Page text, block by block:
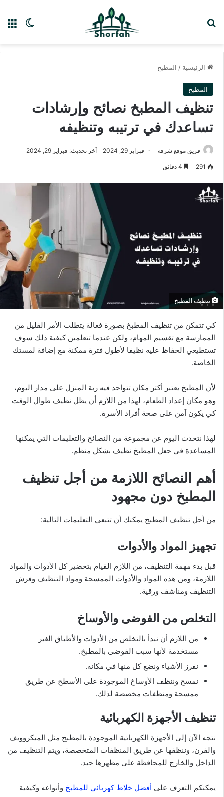
الوضع
الرئيسية / المطبخ
المطبخ
تنظيف المطبخ نصائح وإرشادات
تساعدك في ترتيبه وتنظيفه
فريق موقع شرفة فبراير 29, 2024 آخر تحديث: فبراير 29, 2024
291
تنظيف المطبخ
كي تتمكن من تنظيف المطبخ بصورة فعالة يتطلب الأمر القليل من
الممارسة مع تقسيم المهام، ولكن عندما تتعلمين كيفية ذلك سوف
تستطيعي الحفاظ عليه نظيفا لأطول فترة ممكنة مع إضافة لمستك
الخاصة.
لأن المطبخ يعتبر أكثر مكان تتواجد فيه ربة المنزل على مدار اليوم،
وهو مكان إعداد الطعام، لهذا من اللازم أن يظل نظيف طوال الوقت
كي يكون آمن على صحة أفراد الأسرة.
لهذا نتحدث اليوم عن مجموعة من النصائح والتعليمات التي يمكنها
المساعدة في جعل المطبخ نظيف بشكل منظم.
أهم النصائح اللازمة من أجل تنظيف
المطبخ دون مجهود
من أجل تنظيف المطبخ يمكنك أن تتبعي التعليمات التالية:
تجهيز المواد والأدوات
قبل بدء مهمة التنظيف، من اللازم القيام بتحضير كل الأدوات والمواد
اللازمة، ومن هذه المواد والأدوات الممسحة ومواد التنظيف وفرش
التنظيف ومناشف ورقية.
التخلص من الفوضى والأوساخ
من اللازم أن نبدأ بالتخلص من الأدوات والأطباق الغير
مستخدمة لأنها سبب الفوضى بالمطبخ.
نفرز الأشياء ونضع كل منها في مكانه.
نمسح وننظف الأوساخ الموجودة على الأسطح عن طريق
ممسحة ومنظفات مخصصة لذلك.
تنظيف الأجهزة الكهربائية
نتجه الآن إلى الأجهزة الكهربائية الموجودة بالمطبخ مثل الميكروويف
والفرن، وننظفها عن طريق المنظفات المتخصصة، ويتم التنظيف من
الداخل والخارج للمحافظة على مظهرها جيد.
يمكنكم التعرف على أفضل خلاط كهربائي للمطبخ وأنواعه وكيفية